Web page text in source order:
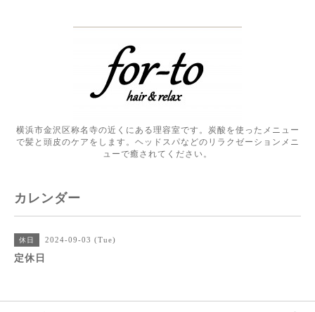
横浜市金沢区称名寺の近くにある理容室です。炭酸を使ったメニュー
で髪と頭皮のケアをします。ヘッドスパなどのリラクゼーションメニ
ューで癒されてください。
カレンダー
休日 2024-09-03 (Tue)
定休日